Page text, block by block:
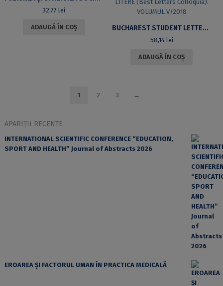
32,77lei
ADAUGĂ ÎN COȘ BUCHAREST STUDENT LETTERS COLLOQUIA. COLOCVIILE STUDENŢEŞTI ALE FACULTĂŢII DE LITERE (BEST LETTERS COLLOQUIA). VOLUMUL V/2018
58,14 lei
ADAUGĂ ÎN COȘ
1 2 3 →
APARIȚII RECENTE
INTERNATIONAL SCIENTIFIC CONFERENCE “EDUCATION,
SPORT AND HEALTH” Journal of Abstracts 2026
EROAREA ȘI FACTORUL UMAN ÎN PRACTICA MEDICALĂ